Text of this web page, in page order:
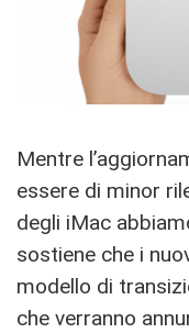
Mentre
essere di minor
degli iMac
sostiene che i
modello di
che verranno